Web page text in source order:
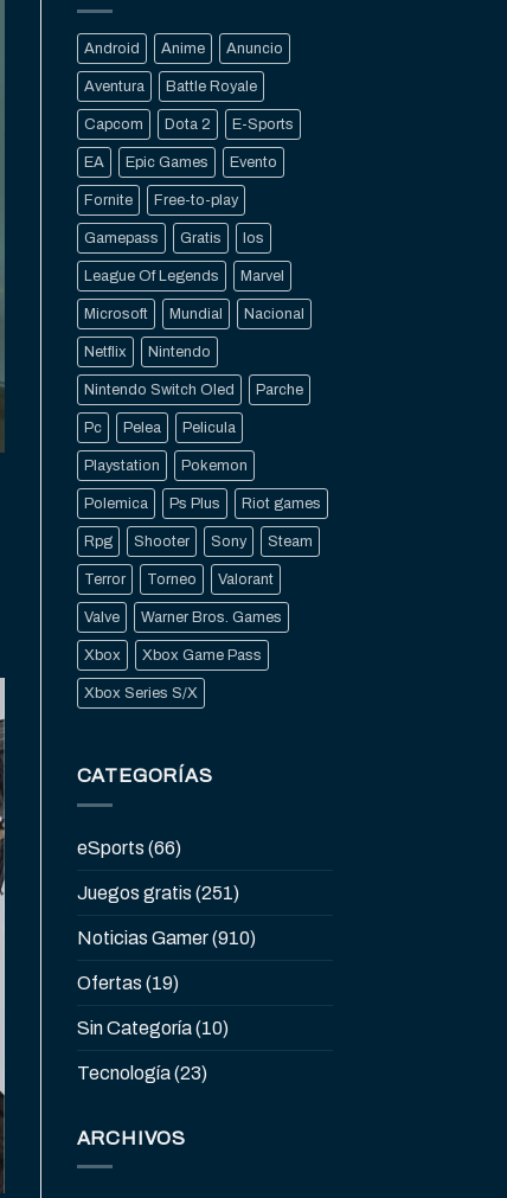
Android Anime Anuncio
Aventura Battle Royale
Capcom Dota 2 E-Sports
EA Epic Games Evento
Fornite Free-to-play
Gamepass Gratis Ios
League Of Legends Marvel
Microsoft Mundial Nacional
Netflix Nintendo
Nintendo Switch Oled Parche
Pc Pelea Pelicula
Playstation Pokemon
Polemica Ps Plus Riot games
Rpg Shooter Sony Steam
Terror Torneo Valorant
Valve Warner Bros. Games
Xbox Xbox Game Pass
Xbox Series S/X
CATEGORÍAS
eSports (66)
Juegos gratis (251)
Noticias Gamer(910)
Ofertas (19)
Sin Categoría(10)
Tecnología(23)
ARCHIVOS